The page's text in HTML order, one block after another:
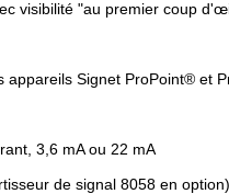
visibilité "au premier coup
Signet ProPoint® et
3,6 mA ou 22 mA
de signal 8058 en option)